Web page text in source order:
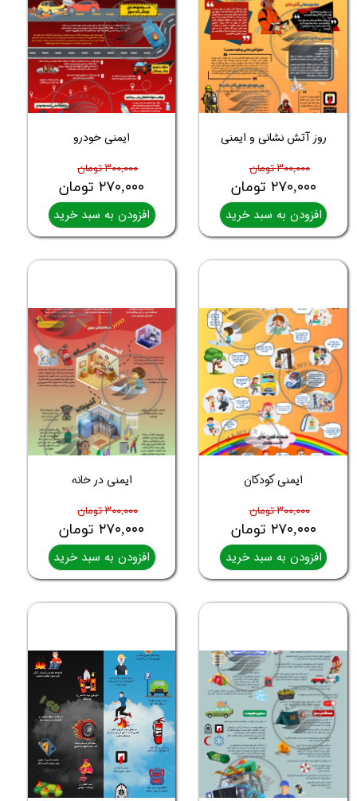
روز آتش نشانی و ایمنی
۳۰۰,۰۰۰ تومان
۲۷۰,۰۰۰ تومان
افزودن به سبد خرید
ایمنی خودرو
۳۰۰,۰۰۰ تومان
۲۷۰,۰۰۰ تومان
افزودن به سبد خرید
ایمنی کودکان
۳۰۰,۰۰۰ تومان
۲۷۰,۰۰۰ تومان
افزودن به سبد خرید
ایمنی در خانه
۳۰۰,۰۰۰ تومان
۲۷۰,۰۰۰ تومان
افزودن به سبد خرید